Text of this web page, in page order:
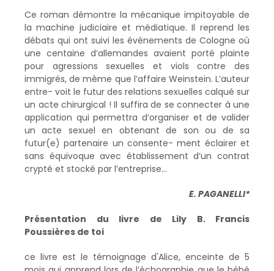
Ce roman démontre la mécanique impitoyable de
la machine judiciaire et médiatique. Il reprend les
débats qui ont suivi les événements de Cologne où
une centaine d’allemandes avaient porté plainte
pour agressions sexuelles et viols contre des
immigrés, de même que l’affaire Weinstein. L’auteur
entre- voit le futur des relations sexuelles calqué sur
un acte chirurgical ! Il suffira de se connecter à une
application qui permettra d’organiser et de valider
un acte sexuel en obtenant de son ou de sa
futur(e) partenaire un consente- ment éclairer et
sans équivoque avec établissement d’un contrat
crypté et stocké par l’entreprise…
E. PAGANELLI*
Présentation du livre de Lily B. Francis
Poussières de toi
ce livre est le témoignage d'Alice, enceinte de 5